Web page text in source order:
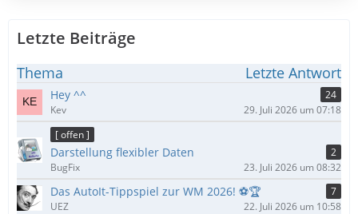
g
i
t
ä
g
e
e
e
t
r
ä
g
e
Letzte Beiträge
Thema Letzte Antwort
Hey ^^
24
Kev
29. Juli 2026 um 07:18
[ offen ]
Darstellung flexibler Daten
2
BugFix
23. Juli 2026 um 08:32
Das AutoIt-Tippspiel zur WM 2026! ⚽🏆
7
UEZ
22. Juli 2026 um 10:58